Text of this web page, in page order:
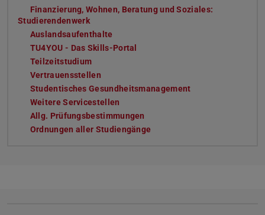
Finanzierung, Wohnen, Beratung und Soziales:
Studierendenwerk
Auslandsaufenthalte
TU4YOU - Das Skills-Portal
Teilzeitstudium
Vertrauensstellen
Studentisches Gesundheitsmanagement
Weitere Servicestellen
Allg. Prüfungsbestimmungen
Ordnungen aller Studiengänge